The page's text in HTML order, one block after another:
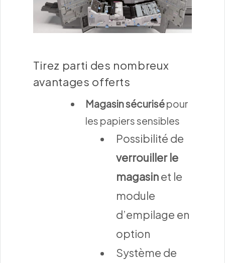
Tirez parti des nombreux
avantages offerts
Magasin sécurisépour
les papiers sensibles
Possibilité de
verrouiller le
magasinet le
module
d’empilage en
option
Système de